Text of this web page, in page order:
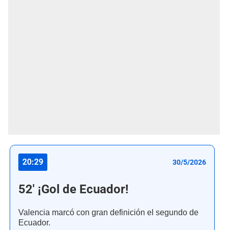
20:29 30/5/2026
52' ¡Gol de Ecuador!
Valencia marcó con gran definición el segundo de
Ecuador.